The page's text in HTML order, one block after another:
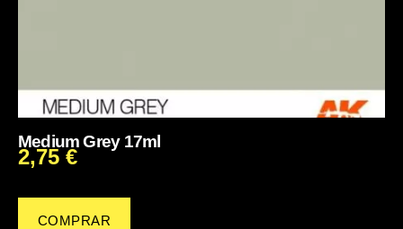
Medium Grey 17ml
2,75 €
COMPRAR